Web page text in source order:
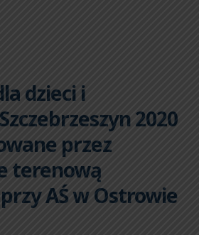
dzieci i
2020
przez
terenową
przy AŚ w Ostrowie